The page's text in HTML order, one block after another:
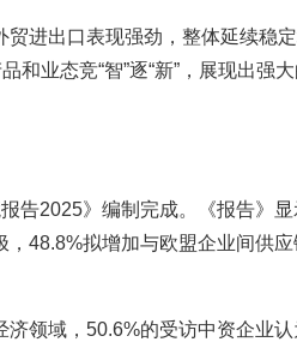
进出口表现强劲，整体延续稳
业态竞“智”逐“新”，展现出
告2025》编制完成。《报告》
48.8%拟增加与欧盟企业间供
济领域， 50.6%的受访中资企业